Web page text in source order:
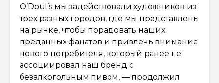
O’Doul’s мы задействовали художников из
трех разных городов, где мы представлены
на рынке, чтобы порадовать наших
преданных фанатов и привлечь внимание
нового потребителя, который ранее не
ассоциировал наш бренд с
безалкогольным пивом, — продолжил